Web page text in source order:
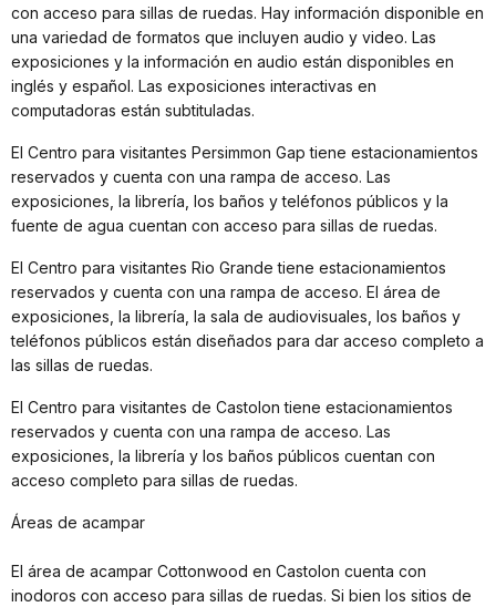
con acceso para sillas de ruedas. Hay información disponible en
una variedad de formatos que incluyen audio y video. Las
exposiciones y la información en audio están disponibles en
inglés y español. Las exposiciones interactivas en
computadoras están subtituladas.
El Centro para visitantes Persimmon Gap tiene estacionamientos
reservados y cuenta con una rampa de acceso. Las
exposiciones, la librería, los baños y teléfonos públicos y la
fuente de agua cuentan con acceso para sillas de ruedas.
El Centro para visitantes Rio Grande tiene estacionamientos
reservados y cuenta con una rampa de acceso. El área de
exposiciones, la librería, la sala de audiovisuales, los baños y
teléfonos públicos están diseñados para dar acceso completo a
las sillas de ruedas.
El Centro para visitantes de Castolon tiene estacionamientos
reservados y cuenta con una rampa de acceso. Las
exposiciones, la librería y los baños públicos cuentan con
acceso completo para sillas de ruedas.
Áreas de acampar
El área de acampar Cottonwood en Castolon cuenta con
inodoros con acceso para sillas de ruedas. Si bien los sitios de